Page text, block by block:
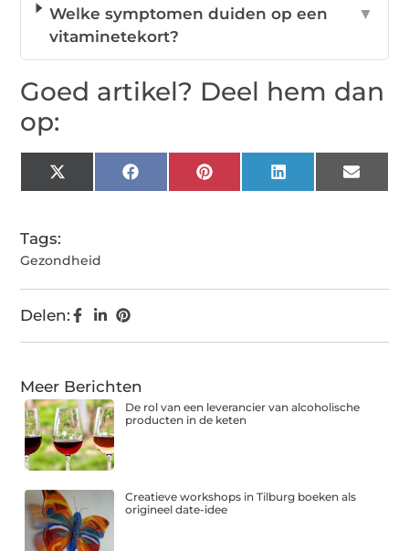
Welke symptomen duiden op een
vitaminetekort?
▼
Goed artikel? Deel hem dan
op:
X
(Twitter)
FacebookPinterestLinkedIn Email
Tags:
Gezondheid
Delen:
Meer Berichten
De rol van een leverancier van alcoholische
producten in de keten
Creatieve workshops in Tilburg boeken als
origineel date-idee